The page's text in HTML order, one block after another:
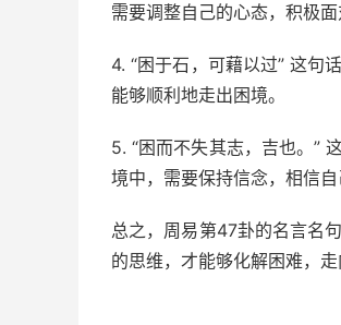
需要调整自己的心态，积极面
4. “困于石，可藉以过” 这句
能够顺利地走出困境。
5. “困而不失其志，吉也。”
境中，需要保持信念，相信自
总之，周易第47卦的名言名
的思维，才能够化解困难，走